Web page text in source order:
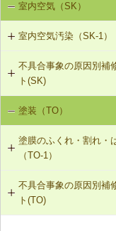
換
T-1-008 建具上桟削り調整
T-1-009 建具枠の取替え
防水層立上り部の再施工
ルト防水）
ファルト系保護防水）
ファルト防水）
W-1-306 配管再固定の上
グ材の打替え
W-1-307 屋上開口部回
グ材の打替え
スケット交換
W-2-004 継手の交換
W-2-005 大便器と排水配
取付け直し
W-2-006 給水配管ルート
W-2-007 洗濯機防水パン
の取付け直し
W-2-301 腐食を発生させ
手の組合せに取替え
W-3-002 結露受、結露排
W-3-003 熱交換型換気扇
W-3-004 湿度連動型換気
露被覆
降雨による漏水（W-1）
設備からの漏水（W-2）
結露（W-3）
室内空気（SK）
室内空気汚染（SK-1）
SK-1-001 給排気口の位
SK-1-002 ダクトの増設
SK-1-004 通気措置を講
の交換
SK-1-003 換気ファンの交
不具合事象の原因別補
ト(SK)
室内空気の汚染（SK-1）
塗装（TO）
塗膜のふくれ・割れ・
（TO-1）
TO-1-001 外壁の塗料の
クリート系下地)
不具合事象の原因別補
ト(TO)